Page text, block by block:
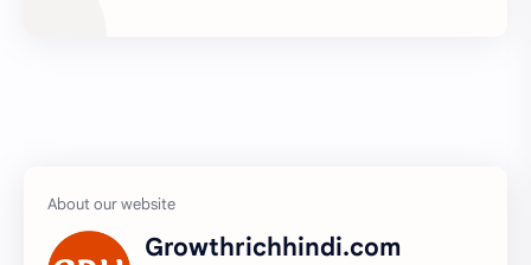
Growthrichhindi.com